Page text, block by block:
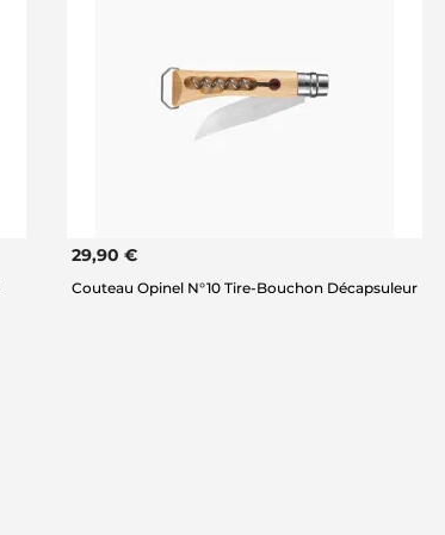
29,90 €
Couteau Opinel N°10 Tire-Bouchon Décapsuleur